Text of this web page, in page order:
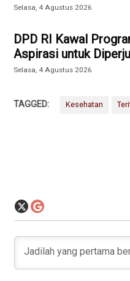
Selasa, 4 Agustus 2026
DPD RI Kawal
Aspirasi untuk
Selasa, 4 Agustus 2026
TAGGED: Kesehatan